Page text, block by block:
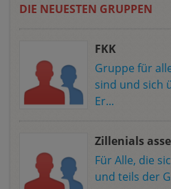
DIE NEUESTEN GRUPPEN
FKK
Gruppe für
sind und sich
Er...
Zillenials
Für Alle, die
und teils der